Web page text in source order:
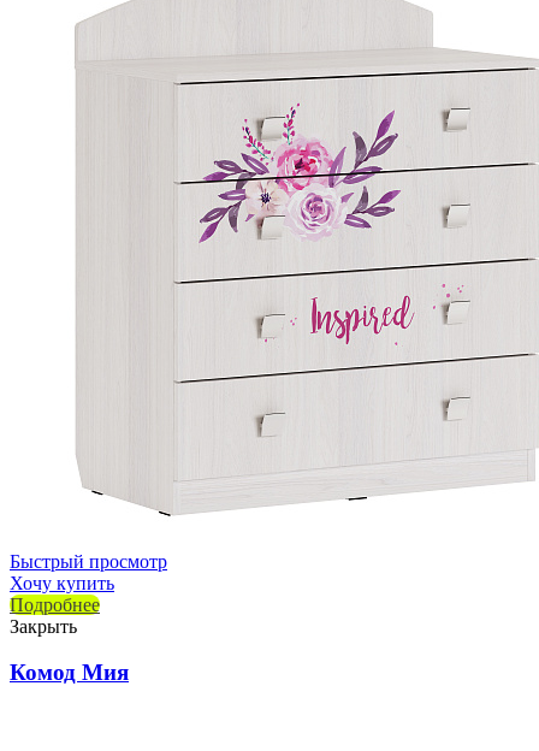
Быстрый просмотр
Хочу купить
Подробнее
Закрыть
Комод Мия